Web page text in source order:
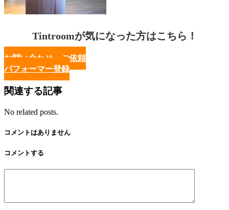
Tintroomが気になった方はこちら！
お問い合わせ・ご依頼
パフォーマー登録
関連する記事
No related posts.
コメントはありません
コメントする